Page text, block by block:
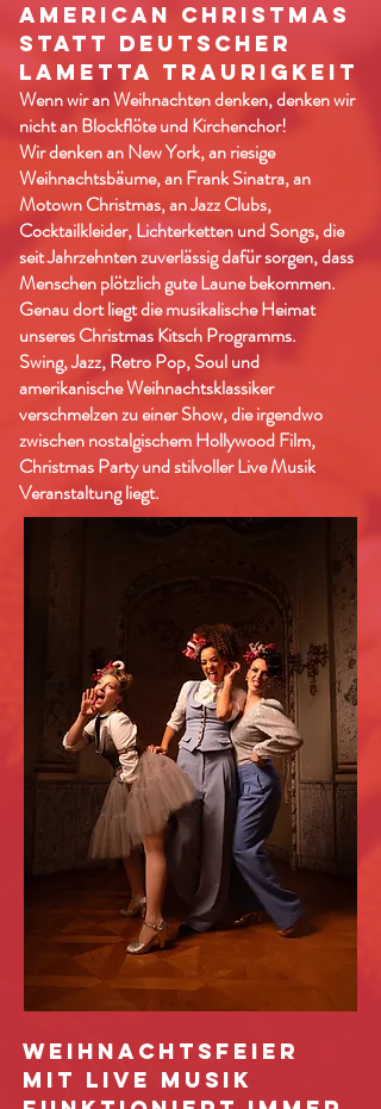
AMERICAN CHRISTMAS
STATT DEUTSCHER
LAMETTA TRAURIGKEIT
Wenn wir an Weihnachten denken, denken wir
nicht an Blockflöte und Kirchenchor!
Wir denken an New York, an riesige
Weihnachtsbäume, an Frank Sinatra, an
Motown Christmas, an Jazz Clubs,
Cocktailkleider, Lichterketten und Songs, die
seit Jahrzehnten zuverlässig dafür sorgen, dass
Menschen plötzlich gute Laune bekommen.
Genau dort liegt die musikalische Heimat
unseres Christmas Kitsch Programms.
Swing, Jazz, Retro Pop, Soul und
amerikanische Weihnachtsklassiker
verschmelzen zu einer Show, die irgendwo
zwischen nostalgischem Hollywood Film,
Christmas Party und stilvoller Live Musik
Veranstaltung liegt.
WEIHNACHTSFEIER
MIT LIVE MUSIK